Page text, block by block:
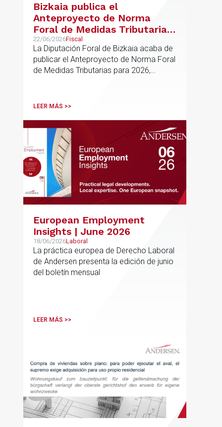
Bizkaia publica el
Anteproyecto de Norma
Foral de Medidas Tributarias
para 2026
22/06/2026Fiscal
La Diputación Foral de Bizkaia acaba de
publicar el Anteproyecto de Norma Foral
de Medidas Tributarias para 2026,
modificaciones que afectan
LEER MÁS >>
European Employment
Insights | June 2026
18/06/2026Laboral
La práctica europea de Derecho Laboral
de Andersen presenta la edición de junio
del boletín mensual
LEER MÁS >>